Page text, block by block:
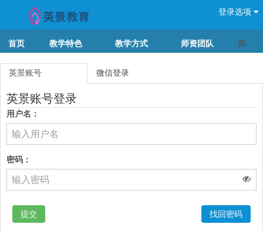
登录选项
首页 教学特色 教学方式 师资团队 导航
英景账号 微信登录
英景账号登录
用户名：
密码：
提交 找回密码